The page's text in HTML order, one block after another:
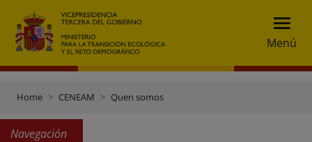
Menú
Home CENEAM Quen somos
Navegación